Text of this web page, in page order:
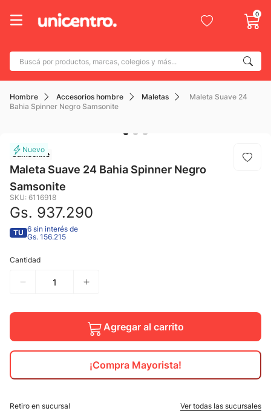
0
Buscá por productos, marcas, colegios y más...
Hombre Accesorios hombre Maletas
Maleta Suave 24
Bahia Spinner Negro Samsonite
Samsonite
Maleta Suave 24 Bahia Spinner Negro
Samsonite
SKU: 6116918
Gs. 937.290
TU 6 sin interés de
Gs. 156.215
Cantidad
Agregar al carrito
¡Compra Mayorista!
Retiro en sucursal Ver todas las sucursales
Términos más buscados
1. adidas
4 caterpillar
5. botin
mochila
7. nike